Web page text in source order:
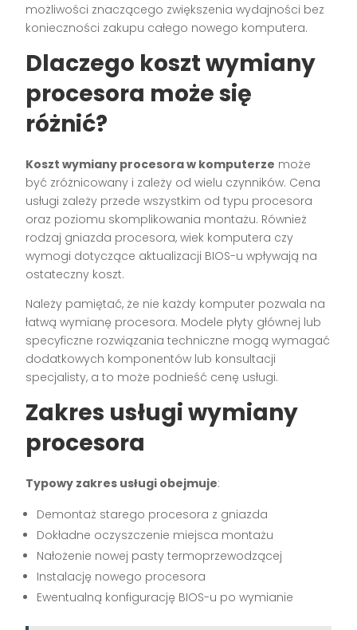
możliwości znaczącego zwiększenia wydajności bez
konieczności zakupu całego nowego komputera.
Dlaczego koszt wymiany
procesora może się
różnić?
Koszt wymiany procesora w komputerze może
być zróżnicowany i zależy od wielu czynników. Cena
usługi zależy przede wszystkim od typu procesora
oraz poziomu skomplikowania montażu. Również
rodzaj gniazda procesora, wiek komputera czy
wymogi dotyczące aktualizacji BIOS-u wpływają na
ostateczny koszt.
Należy pamiętać, że nie każdy komputer pozwala na
łatwą wymianę procesora. Modele płyty głównej lub
specyficzne rozwiązania techniczne mogą wymagać
dodatkowych komponentów lub konsultacji
specjalisty, a to może podnieść cenę usługi.
Zakres usługi wymiany
procesora
Typowy zakres usługi obejmuje:
Demon­taż starego procesora z gniazda
Dokładne oczyszczenie miejsca montażu
Nałożenie nowej pasty termoprzewodzącej
Instalację nowego procesora
Ewentualną konfigurację BIOS-u po wymianie